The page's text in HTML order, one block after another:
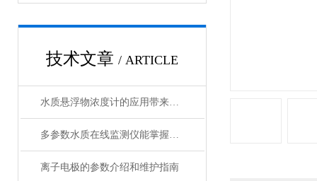
技术文章 / ARTICLE
水质悬浮物浓度计的应用带来了诸多好处
多参数水质在线监测仪能掌握水质的实时动态
离子电极的参数介绍和维护指南